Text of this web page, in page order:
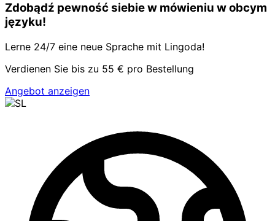
Zdobądź pewność siebie w mówieniu w obcym
języku!
Lerne 24/7 eine neue Sprache mit Lingoda!
Verdienen Sie bis zu 55 € pro Bestellung
Angebot anzeigen